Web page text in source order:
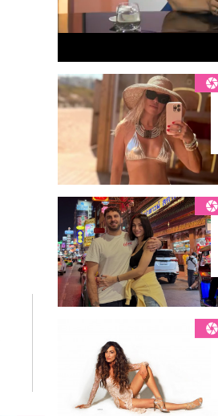
s
e
d
s
V
0
%